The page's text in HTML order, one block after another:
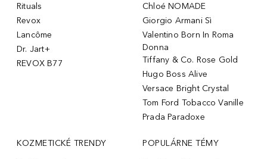
Rituals
Revox
Lancôme
Dr. Jart+
REVOX B77
Chloé NOMADE
Giorgio Armani Sì
Valentino Born In Roma
Donna
Tiffany & Co. Rose Gold
Hugo Boss Alive
Versace Bright Crystal
Tom Ford Tobacco Vanille
Prada Paradoxe
KOZMETICKÉ TRENDY POPULÁRNE TÉMY